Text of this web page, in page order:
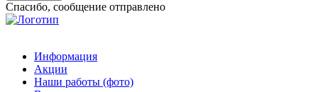
Спасибо, сообщение отправлено
Информация
Акции
Наши работы (фото)